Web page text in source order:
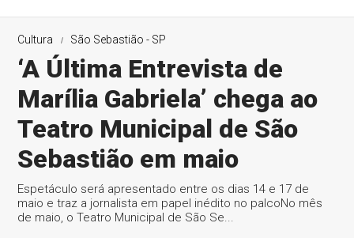
Cultura São Sebastião - SP
‘A Última Entrevista de
Marília Gabriela’ chega ao
Teatro Municipal de São
Sebastião em maio
Espetáculo será apresentado entre os dias 14 e 17 de
maio e traz a jornalista em papel inédito no palcoNo mês
de maio, o Teatro Municipal de São Se...